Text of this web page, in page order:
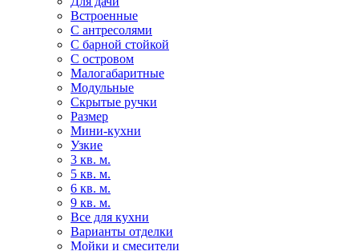
Встроенные
С антресолями
С барной стойкой
С островом
Малогабаритные
Модульные
Скрытые ручки
Размер
Мини-кухни
Узкие
3 кв. м.
5 кв. м.
6 кв. м.
9 кв. м.
Все для кухни
Варианты отделки
Мойки и смесители